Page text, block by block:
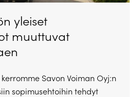
yleiset
muuttuvat
Savon Voiman Oyj:n
sopimusehtoihin tehdyt